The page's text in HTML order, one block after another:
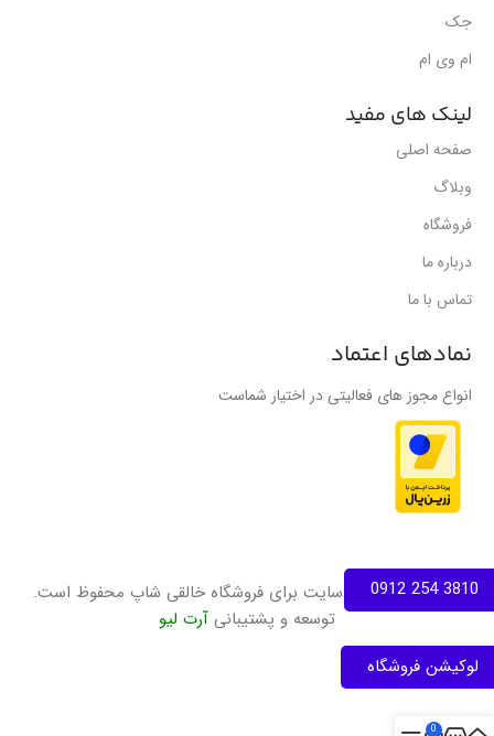
3810 254 0912
لوکیشن فروشگاه
جک
ام وی ام
لینک های مفید
صفحه اصلی
وبلاگ
فروشگاه
درباره ما
تماس با ما
نمادهای اعتماد
انواع مجوز های فعالیتی در اختیار شماست
تمامی حقوق این سایت برای فروشگاه خالقی شاپ محفوظ است.
توسعه و پشتیبانی آرت لیو
0